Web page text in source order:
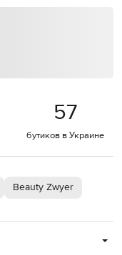
57
бутиков в Украине
Beauty Zwyer